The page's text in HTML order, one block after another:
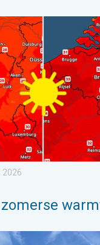
warmte.
2026
de week!.